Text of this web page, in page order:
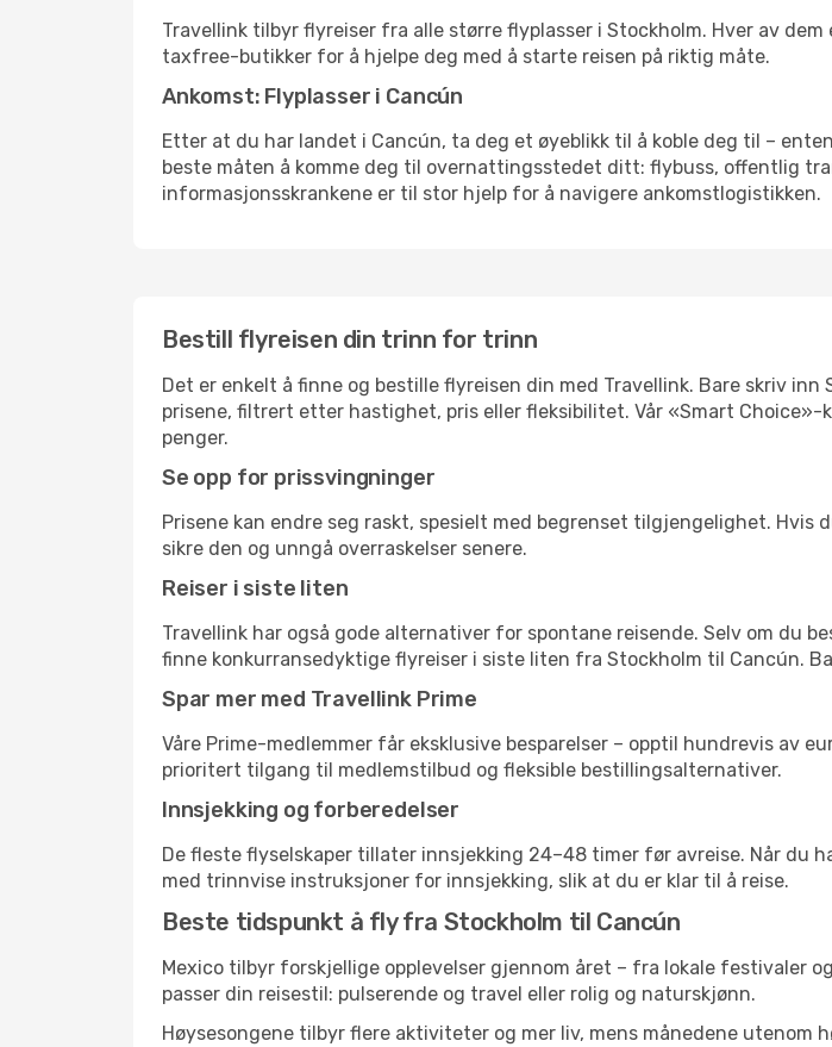
Travellink tilbyr flyreiser fra alle større flyplasser i Stockholm. Hver av
taxfree-butikker for å hjelpe deg med å starte reisen på riktig måte.
Ankomst: Flyplasser i Cancún
Etter at du har landet i Cancún, ta deg et øyeblikk til å koble deg til –
beste måten å komme deg til overnattingsstedet ditt: flybuss, offentlig
informasjonsskrankene er til stor hjelp for å navigere ankomstlogistikken.
Bestill flyreisen din trinn for trinn
Det er enkelt å finne og bestille flyreisen din med Travellink. Bare skriv
prisene, filtrert etter hastighet, pris eller fleksibilitet. Vår «Smart
penger.
Se opp for prissvingninger
Prisene kan endre seg raskt, spesielt med begrenset tilgjengelighet.
sikre den og unngå overraskelser senere.
Reiser i siste liten
Travellink har også gode alternativer for spontane reisende. Selv om du
finne konkurransedyktige flyreiser i siste liten fra Stockholm til Cancún.
Spar mer med Travellink Prime
Våre Prime-medlemmer får eksklusive besparelser – opptil hundrevis av
prioritert tilgang til medlemstilbud og fleksible bestillingsalternativer.
Innsjekking og forberedelser
De fleste flyselskaper tillater innsjekking 24–48 timer før avreise. Når du
med trinnvise instruksjoner for innsjekking, slik at du er klar til å reise.
Beste tidspunkt å fly fra Stockholm til Cancún
Mexico tilbyr forskjellige opplevelser gjennom året – fra lokale festivaler
passer din reisestil: pulserende og travel eller rolig og naturskjønn.
Høysesongene tilbyr flere aktiviteter og mer liv, mens månedene utenom